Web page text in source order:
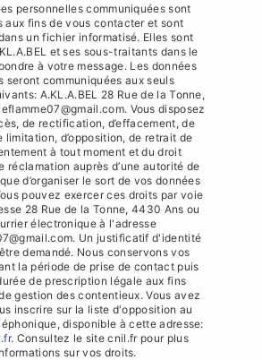
personnelles communiquées sont
aux fins de vous contacter et sont
un fichier informatisé. Elles sont
et ses sous-traitants dans le
à votre message. Les données
seront communiquées aux seuls
A.KL.A.BEL 28 Rue de la Tonne,
Vous disposez
de rectification, d’effacement, de
limitation, d’opposition, de retrait de
à tout moment et du droit
réclamation auprès d’une autorité de
d’organiser le sort de vos données
pouvez exercer ces droits par voie
28 Rue de la Tonne, 4430 Ans ou
électronique à l'adresse
Un justificatif d'identité
demandé. Nous conservons vos
la période de prise de contact puis
de prescription légale aux fins
gestion des contentieux. Vous avez
inscrire sur la liste d'opposition au
disponible à cette adresse:
. Consultez le site cnil.fr pour plus
sur vos droits.